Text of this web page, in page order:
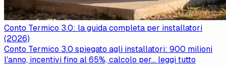
Conto Termico 3.0: la guida completa per installatori
(2026)
Conto Termico 3.0 spiegato agli installatori: 900 milioni
l'anno, incentivi fino al 65%, calcolo per... leggi tutto